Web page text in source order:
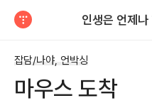
인생은 언제
잡담/나야, 언박싱
마우스 도착